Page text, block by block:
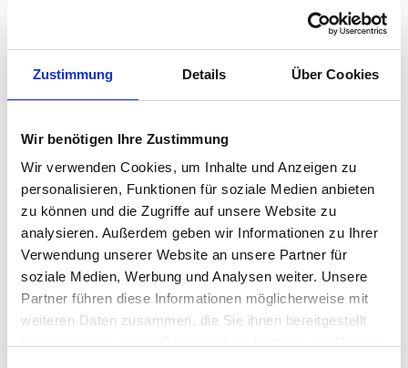
Zustimmung Details Über Cookies
Wir benötigen Ihre Zustimmung
Wir verwenden Cookies, um Inhalte und Anzeigen zu
personalisieren, Funktionen für soziale Medien anbieten
zu können und die Zugriffe auf unsere Website zu
analysieren. Außerdem geben wir Informationen zu Ihrer
Verwendung unserer Website an unsere Partner für
soziale Medien, Werbung und Analysen weiter. Unsere
Partner führen diese Informationen möglicherweise mit
weiteren Daten zusammen, die Sie ihnen bereitgestellt
Mietspiegel nach Baujahr pro qm 2026 in